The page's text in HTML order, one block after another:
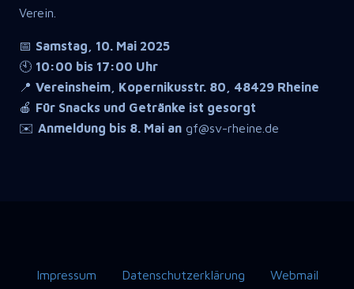
Verein.
📅 Samstag, 10. Mai 2025
🕙 10:00 bis 17:00 Uhr
📍 Vereinsheim, Kopernikusstr. 80, 48429 Rheine
🍎 Für Snacks und Getränke ist gesorgt
✉️ Anmeldung bis 8. Mai an gf@sv-rheine.de
Impressum Datenschutzerklärung Webmail